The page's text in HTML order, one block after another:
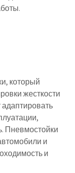
который
жесткости
Пневмостойки
и
и